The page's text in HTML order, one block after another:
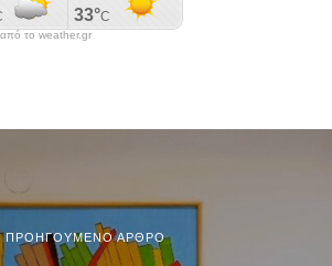
το weather.gr
ΠΡΟΗΓΟΎΜΕΝΟ ΆΡΘΡΟ